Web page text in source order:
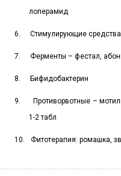
лоперамид
6. Стимулирующие
7. Ферменты – фестал,
8. Бифидобактерин
9.
Противорвотные –
1-2 табл
10. Фитотерапия: ромашка,